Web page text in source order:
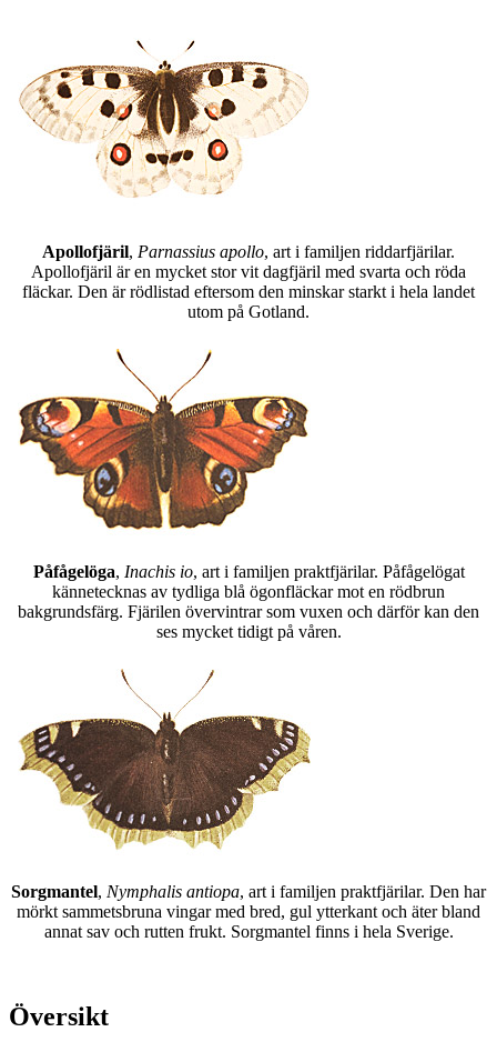
Apollofjäril, Parnassius apollo, art i familjen riddarfjärilar.
Apollofjäril är en mycket stor vit dagfjäril med svarta och röda
fläckar. Den är rödlistad eftersom den minskar starkt i hela landet
utom på Gotland.
Påfågelöga, Inachis io, art i familjen praktfjärilar. Påfågelögat
kännetecknas av tydliga blå ögonfläckar mot en rödbrun
bakgrundsfärg. Fjärilen övervintrar som vuxen och därför kan den
ses mycket tidigt på våren.
Sorgmantel, Nymphalis antiopa, art i familjen praktfjärilar. Den har
mörkt sammetsbruna vingar med bred, gul ytterkant och äter bland
annat sav och rutten frukt. Sorgmantel finns i hela Sverige.
Översikt